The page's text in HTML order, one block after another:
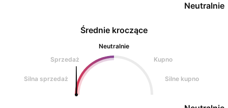
Neutralnie
Średnie kroczące
Neutralnie
Sprzedaż
Kupno
Silna sprzedaż Silne kupno